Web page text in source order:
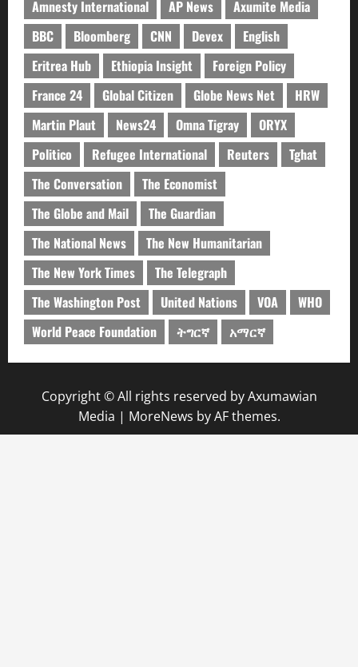
Amnesty International
AP News
Axumite Media
BBC
Bloomberg CNN Devex
English
Eritrea Hub
Ethiopia Insight
Foreign Policy
France 24
Global Citizen Globe News Net
HRW
Martin Plaut
News24 Omna Tigray
ORYX
Politico
Refugee International Reuters
Tghat
The Conversation
The Economist
The Globe and Mail
The Guardian
The National News
The New Humanitarian
The New York Times
The Telegraph
The Washington Post
United Nations VOA
WHO
World Peace Foundation
ትግርኛ አማርኛ
Copyright © All rights reserved by Axumawian
Media | MoreNews by AF themes.